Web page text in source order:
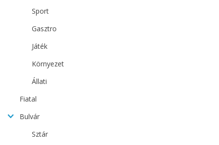
Sport
Gasztro
Játék
Környezet
Állati
Fiatal
Bulvár
Sztár